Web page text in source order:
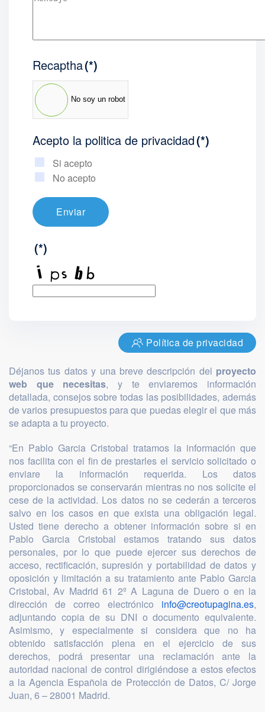
Recaptha(*)
No soy un robot
Acepto la politica de privacidad(*)
Si acepto
No acepto
Enviar
(*)
Política de privacidad
Déjanos tus datos y una breve descripción del proyecto
web que necesitas, y te enviaremos información
detallada, consejos sobre todas las posibilidades, además
de varios presupuestos para que puedas elegir el que más
se adapta a tu proyecto.
“En Pablo Garcia Cristobal tratamos la información que
nos facilita con el fin de prestarles el servicio solicitado o
enviare la información requerida. Los datos
proporcionados se conservarán mientras no nos solicite el
cese de la actividad. Los datos no se cederán a terceros
salvo en los casos en que exista una obligación legal.
Usted tiene derecho a obtener información sobre si en
Pablo Garcia Cristobal estamos tratando sus datos
personales, por lo que puede ejercer sus derechos de
acceso, rectificación, supresión y portabilidad de datos y
oposición y limitación a su tratamiento ante Pablo Garcia
Cristobal, Av Madrid 61 2º A Laguna de Duero o en la
dirección de correo electrónico info@creotupagina.es,
adjuntando copia de su DNI o documento equivalente.
Asimismo, y especialmente si considera que no ha
obtenido satisfacción plena en el ejercicio de sus
derechos, podrá presentar una reclamación ante la
autoridad nacional de control dirigiéndose a estos efectos
a la Agencia Española de Protección de Datos, C/ Jorge
Juan, 6 – 28001 Madrid.